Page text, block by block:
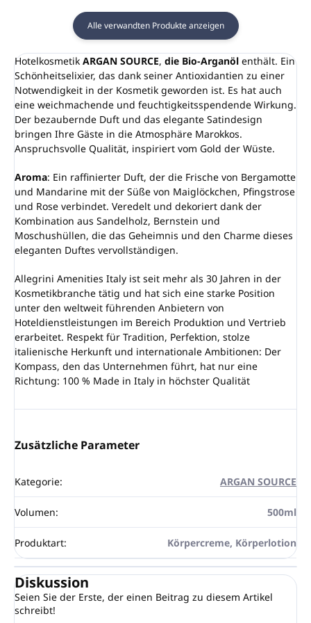
Alle verwandten Produkte anzeigen
Hotelkosmetik ARGAN SOURCE, die Bio-Arganöl enthält. Ein
Schönheitselixier, das dank seiner Antioxidantien zu einer
Notwendigkeit in der Kosmetik geworden ist. Es hat auch
eine weichmachende und feuchtigkeitsspendende Wirkung.
Der bezaubernde Duft und das elegante Satindesign
bringen Ihre Gäste in die Atmosphäre Marokkos.
Anspruchsvolle Qualität, inspiriert vom Gold der Wüste.
Aroma: Ein raffinierter Duft, der die Frische von Bergamotte
und Mandarine mit der Süße von Maiglöckchen, Pfingstrose
und Rose verbindet. Veredelt und dekoriert dank der
Kombination aus Sandelholz, Bernstein und
Moschushüllen, die das Geheimnis und den Charme dieses
eleganten Duftes vervollständigen.
Allegrini Amenities Italy ist seit mehr als 30 Jahren in der
Kosmetikbranche tätig und hat sich eine starke Position
unter den weltweit führenden Anbietern von
Hoteldienstleistungen im Bereich Produktion und Vertrieb
erarbeitet. Respekt für Tradition, Perfektion, stolze
italienische Herkunft und internationale Ambitionen: Der
Kompass, den das Unternehmen führt, hat nur eine
Richtung: 100 % Made in Italy in höchster Qualität
Zusätzliche Parameter
Kategorie: ARGAN SOURCE
Volumen: 500ml
Produktart: Körpercreme, Körperlotion
Diskussion
Seien Sie der Erste, der einen Beitrag zu diesem Artikel
schreibt!